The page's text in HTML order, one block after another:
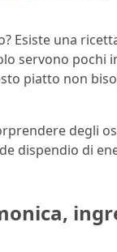
Esiste una
servono pochi
piatto non
degli
dispendio di